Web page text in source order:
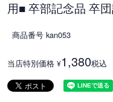
用■ 卒部記念品 卒
商品番号 kan053
当店特別価格 ¥1,380税込